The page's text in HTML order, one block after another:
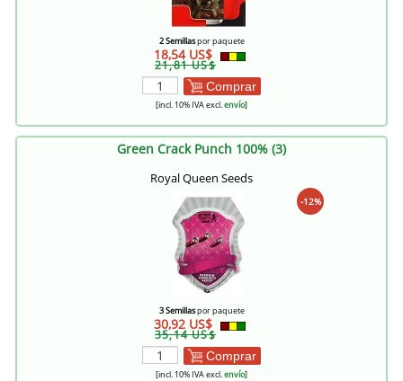
2 Semillaspor paquete
18,54 US$
21,81 US$
Comprar
[incl. 10% IVA excl.envío]
Green Crack Punch 100% (3)
Royal Queen Seeds
-12%
3 Semillaspor paquete
30,92 US$
35,14 US$
Comprar
[incl. 10% IVA excl.envío]